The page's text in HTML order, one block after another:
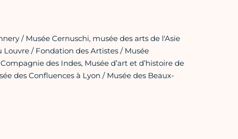
/ Musée Cernuschi, musée des arts de l'Asie
Louvre / Fondation des Artistes / Musée
des Indes, Musée d’art et d’histoire de
des Confluences à Lyon / Musée des Beaux-